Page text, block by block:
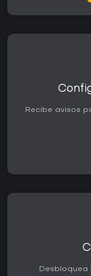
Recibe avisos
Desbloquea